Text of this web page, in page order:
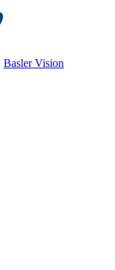
Basler Vision